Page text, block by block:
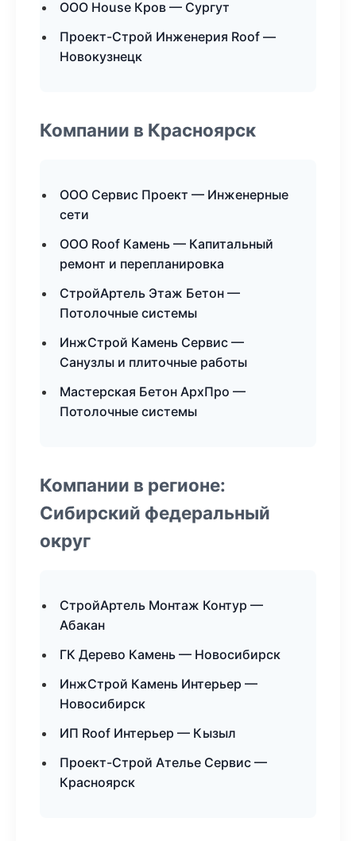
ООО House Кров — Сургут
Проект-Строй Инженерия Roof —
Новокузнецк
Компании в Красноярск
ООО Сервис Проект — Инженерные
сети
ООО Roof Камень — Капитальный
ремонт и перепланировка
СтройАртель Этаж Бетон —
Потолочные системы
ИнжСтрой Камень Сервис —
Санузлы и плиточные работы
Мастерская Бетон АрхПро —
Потолочные системы
Компании в регионе:
Сибирский федеральный
округ
СтройАртель Монтаж Контур —
Абакан
ГК Дерево Камень — Новосибирск
ИнжСтрой Камень Интерьер —
Новосибирск
ИП Roof Интерьер — Кызыл
Проект-Строй Ателье Сервис —
Красноярск